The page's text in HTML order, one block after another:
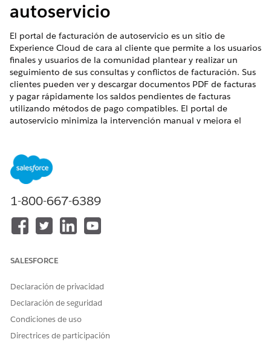
autoservicio
El portal de facturación de autoservicio es un sitio de
Experience Cloud de cara al cliente que permite a los usuarios
finales y usuarios de la comunidad plantear y realizar un
seguimiento de sus consultas y conflictos de facturación. Sus
clientes pueden ver y descargar documentos PDF de facturas
y pagar rápidamente los saldos pendientes de facturas
utilizando métodos de pago compatibles. El portal de
autoservicio minimiza la intervención manual y mejora el
Disponible en: Lightning Experience
Disponible en: Ediciones
su ejecutivo de cuenta de Salesforce para obtener más
información.
Plantear consultas de facturación y conflictos
El portal de facturación de autoservicio sirve como la
pasarela de cara al cliente que transforma procesos de
conflictos manuales basados en teléfono en una
experiencia de autoservicio transparente y simplificada. La
ficha Centro de ayuda proporciona un catálogo de
1-800-667-6389
SALESFORCE
Declaración de privacidad
Declaración de seguridad
Condiciones de uso
Directrices de participación